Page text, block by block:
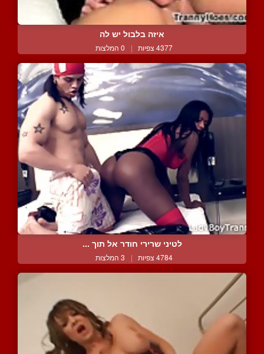
איזה בלבול יש לה
4377 צפיות | 0 המלצות
לטיני שרירי חודר אל תוך ...
4784 צפיות | 3 המלצות